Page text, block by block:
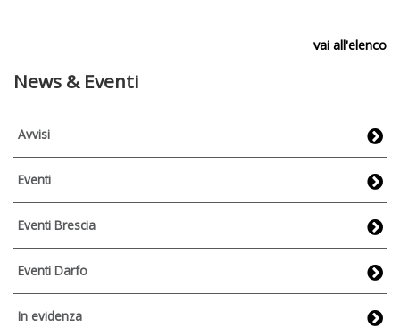
vai all'elenco
News & Eventi
Avvisi
Eventi
Eventi Brescia
Eventi Darfo
In evidenza